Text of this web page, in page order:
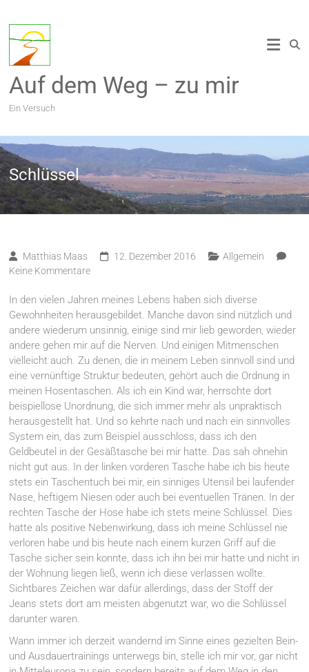
Inhalt
springen
Auf dem Weg – zu mir
Ein Versuch
Schlüssel
Matthias Maas 12. Dezember 2016
Allgemein
Keine Kommentare
In den vielen Jahren meines Lebens haben sich diverse
Gewohnheiten herausgebildet. Manche davon sind nützlich und
andere wiederum unsinnig, einige sind mir lieb geworden, wieder
andere gehen mir auf die Nerven. Und einigen Mitmenschen
vielleicht auch. Zu denen, die in meinem Leben sinnvoll sind und
eine vernünftige Struktur bedeuten, gehört auch die Ordnung in
meinen Hosentaschen. Als ich ein Kind war, herrschte dort
beispiellose Unordnung, die sich immer mehr als unpraktisch
herausgestellt hat. Und so kehrte nach und nach ein sinnvolles
System ein, das zum Beispiel ausschloss, dass ich den
Geldbeutel in der Gesäßtasche bei mir hatte. Das sah ohnehin
nicht gut aus. In der linken vorderen Tasche habe ich bis heute
stets ein Taschentuch bei mir, ein sinniges Utensil bei laufender
Nase, heftigem Niesen oder auch bei eventuellen Tränen. In der
rechten Tasche der Hose habe ich stets meine Schlüssel. Dies
hatte als positive Nebenwirkung, dass ich meine Schlüssel nie
verloren habe und bis heute nach einem kurzen Griff auf die
Tasche sicher sein konnte, dass ich ihn bei mir hatte und nicht in
der Wohnung liegen ließ, wenn ich diese verlassen wollte.
Sichtbares Zeichen war dafür allerdings, dass der Stoff der
Jeans stets dort am meisten abgenutzt war, wo die Schlüssel
darunter waren.
Wann immer ich derzeit wandernd im Sinne eines gezielten Bein-
und Ausdauertrainings unterwegs bin, stelle ich mir vor, gar nicht